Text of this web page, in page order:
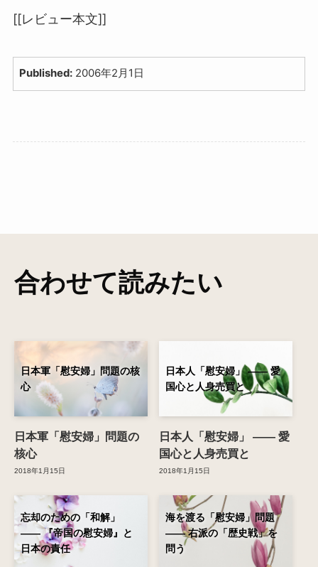
[[レビュー本文]]
Published: 2006年2月1日
合わせて読みたい
日本軍「慰安婦」問題の核
心
日本軍「慰安婦」問題の
核心
2018年1月15日
日本人「慰安婦」 ―― 愛
国心と人身売買と
日本人「慰安婦」 ―― 愛
国心と人身売買と
2018年1月15日
忘却のための「和解」
―― 『帝国の慰安婦』と
日本の責任
海を渡る「慰安婦」問題
―― 右派の「歴史戦」を
問う